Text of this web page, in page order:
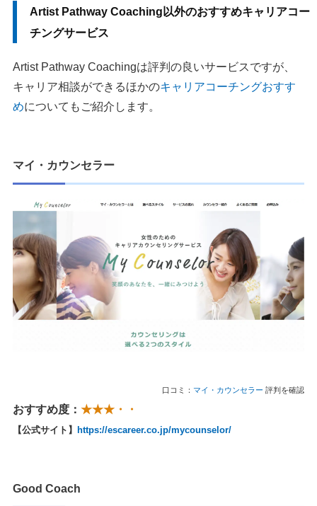
Artist Pathway Coaching以外のおすすめキャリアコー
チングサービス
Artist Pathway Coachingは評判の良いサービスですが、
キャリア相談ができるほかのキャリアコーチングおすす
めについてもご紹介します。
マイ・カウンセラー
口コミ： マイ・カウンセラー 評判を確認
おすすめ度： ★★★・・
【公式サイト】 https://escareer.co.jp/mycounselor/
Good Coach